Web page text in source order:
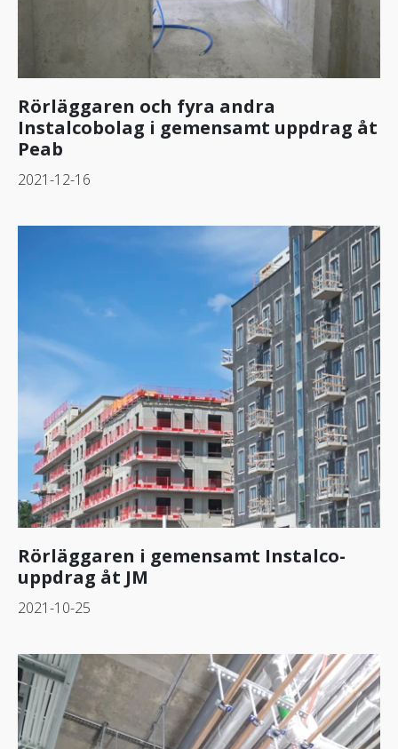
Rörläggaren och fyra andra
Instalcobolag i gemensamt uppdrag åt
Peab
2021-12-16
Rörläggaren i gemensamt Instalco-
uppdrag åt JM
2021-10-25